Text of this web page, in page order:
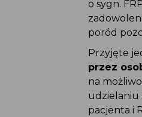
o sygn.
poród
Przyjęte
przez
na
pacjenta i